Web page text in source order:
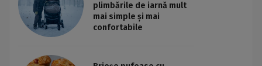
plimbările de iarnă mult
mai simple și mai
confortabile